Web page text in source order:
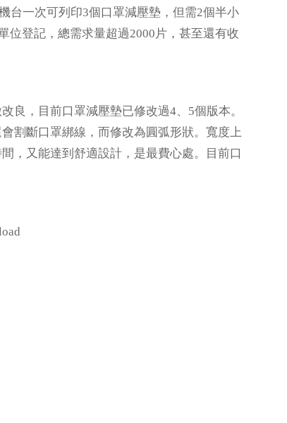
台一次可列印3個口罩減壓墊，但需2個半小
位登記，總需求量超過2000片，甚至還有收
良，目前口罩減壓墊已修改過4、5個版本。
割斷口罩綁線，而修改為圓弧形狀。寬度上
，又能達到舒適設計，是最費心處。目前口